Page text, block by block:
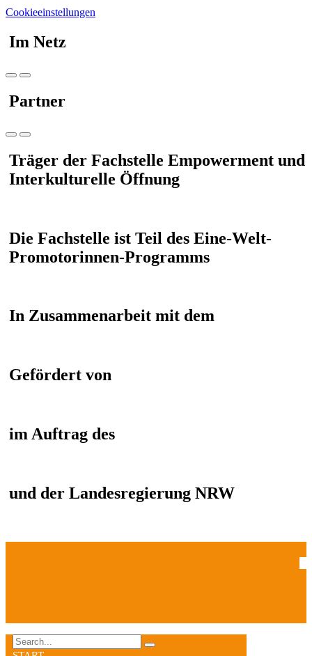
Cookieeinstellungen
Im Netz
Partner
Träger der Fachstelle Empowerment und
Interkulturelle Öffnung
Die Fachstelle ist Teil des Eine-Welt-
Promotorinnen-Programms
In Zusammenarbeit mit dem
Gefördert von
im Auftrag des
und der Landesregierung NRW